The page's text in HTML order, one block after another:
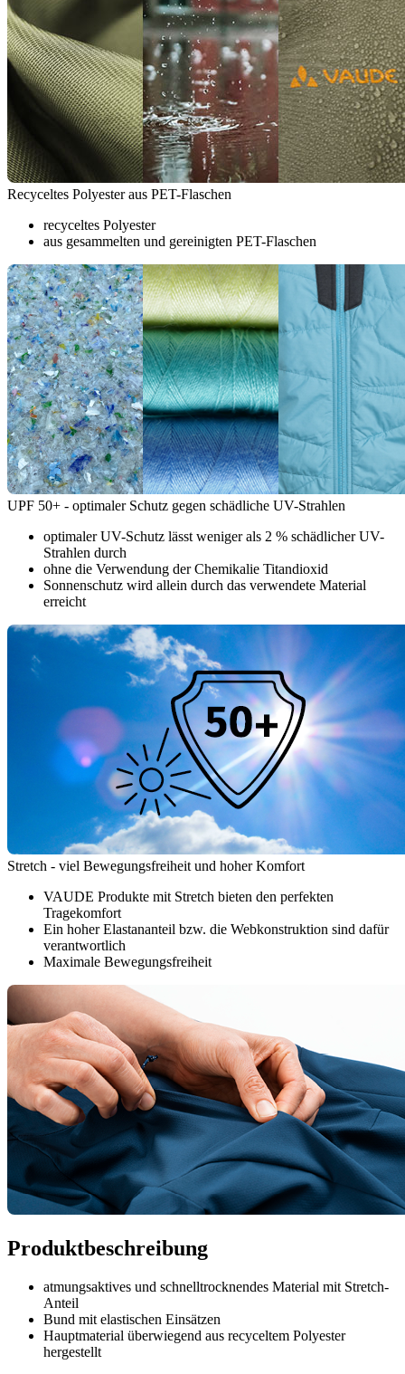
Recyceltes Polyester aus PET-Flaschen
recyceltes Polyester
aus gesammelten und gereinigten PET-Flaschen
UPF 50+ - optimaler Schutz gegen schädliche UV-Strahlen
optimaler UV-Schutz lässt weniger als 2 % schädlicher UV-
Strahlen durch
ohne die Verwendung der Chemikalie Titandioxid
Sonnenschutz wird allein durch das verwendete Material
erreicht
Stretch - viel Bewegungsfreiheit und hoher Komfort
VAUDE Produkte mit Stretch bieten den perfekten
Tragekomfort
Ein hoher Elastananteil bzw. die Webkonstruktion sind dafür
verantwortlich
Maximale Bewegungsfreiheit
Produktbeschreibung
atmungsaktives und schnelltrocknendes Material mit Stretch-
Anteil
Bund mit elastischen Einsätzen
Hauptmaterial überwiegend aus recyceltem Polyester
hergestellt